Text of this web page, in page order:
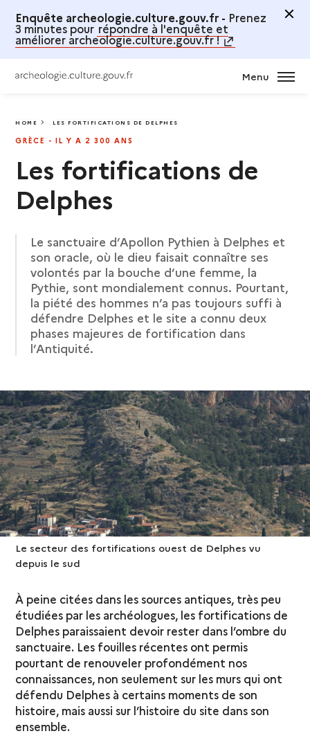
Enquête archeologie.culture.gouv.fr - Prenez
3 minutes pour répondre à l'enquête et
améliorer archeologie.culture.gouv.fr !
Menu
GRÈCE - IL Y A 2 300 ANS
Les fortifications de
Delphes
Le sanctuaire d’Apollon Pythien à Delphes et
son oracle, où le dieu faisait connaître ses
volontés par la bouche d’une femme, la
Pythie, sont mondialement connus. Pourtant,
la piété des hommes n’a pas toujours suffi à
défendre Delphes et le site a connu deux
phases majeures de fortification dans
l’Antiquité.
HOME
LES FORTIFICATIONS DE DELPHES
Le secteur des fortifications ouest de Delphes vu
depuis le sud
À peine citées dans les sources antiques, très peu
étudiées par les archéologues, les fortifications de
Delphes paraissaient devoir rester dans l’ombre du
sanctuaire. Les fouilles récentes ont permis
pourtant de renouveler profondément nos
connaissances, non seulement sur les murs qui ont
défendu Delphes à certains moments de son
histoire, mais aussi sur l’histoire du site dans son
ensemble.